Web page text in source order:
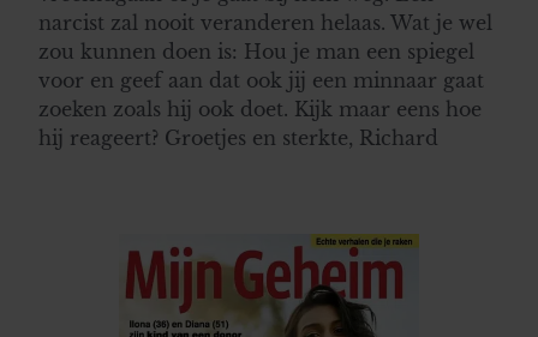
narcist zal nooit veranderen helaas. Wat je wel
zou kunnen doen is: Hou je man een spiegel
voor en geef aan dat ook jij een minnaar gaat
zoeken zoals hij ook doet. Kijk maar eens hoe
hij reageert? Groetjes en sterkte, Richard